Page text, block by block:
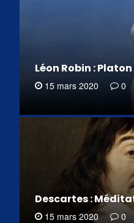
Léon Robin : Platon
15 mars 2020 0
Descartes :
15 mars 2020 0